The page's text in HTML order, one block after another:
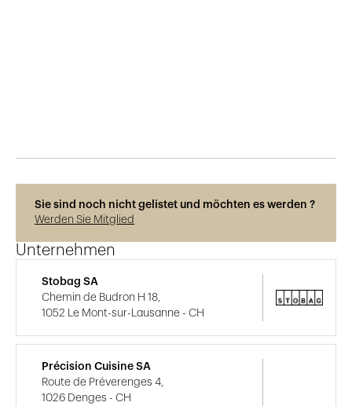
Sie sind noch nicht gelistet und möchten es werden ?
Werden Sie Mitglied
Unternehmen
Stobag SA
Chemin de Budron H 18,
1052 Le Mont-sur-Lausanne - CH
Précision Cuisine SA
Route de Préverenges 4,
1026 Denges - CH